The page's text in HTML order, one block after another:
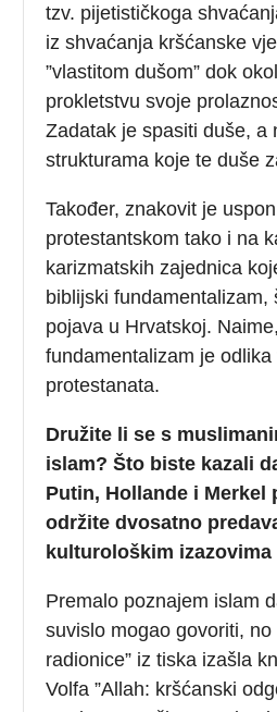
tzv. pijetističkoga
iz shvaćanja kršćanske
”vlastitom dušom” dok
prokletstvu svoje
Zadatak je spasiti duše, a
strukturama koje te duše
Također, znakovit je
protestantskom tako i na
karizmatskih zajednica
biblijski fundamentalizam,
pojava u Hrvatskoj.
fundamentalizam je
protestanata.
Družite li se s
islam? Što biste kazali
Putin, Hollande i Merkel
održite dvosatno
kulturološkim izazovima
Premalo poznajem islam
suvislo mogao govoriti, no
radionice” iz tiska izašla
Volfa ”Allah: kršćanski